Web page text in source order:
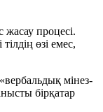
процесі.
өзі емес,
мінез-
бірқатар